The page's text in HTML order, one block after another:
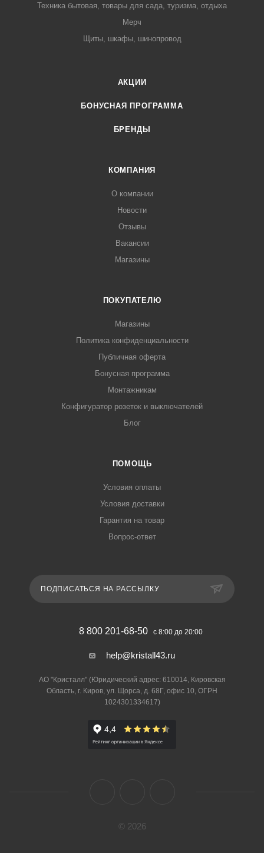
Техника бытовая, товары для сада, туризма, отдыха
Мерч
Щиты, шкафы, шинопровод
АКЦИИ
БОНУСНАЯ ПРОГРАММА
БРЕНДЫ
КОМПАНИЯ
О компании
Новости
Отзывы
Вакансии
Магазины
ПОКУПАТЕЛЮ
Магазины
Политика конфиденциальности
Публичная оферта
Бонусная программа
Монтажникам
Конфигуратор розеток и выключателей
Блог
ПОМОЩЬ
Условия оплаты
Условия доставки
Гарантия на товар
Вопрос-ответ
ПОДПИСАТЬСЯ НА РАССЫЛКУ
8 800 201-68-50 с 8:00 до 20:00
help@kristall43.ru
АО "Кристалл" (Юридический адрес: 610014, Кировская
Область, г. Киров, ул. Щорса, д. 68Г, офис 10, ОГРН
1024301334617)
© 2026